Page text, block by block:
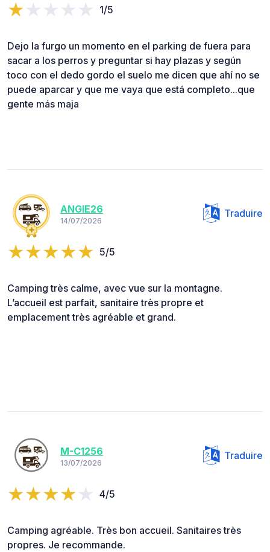
1/5
Dejo la furgo un momento en el parking de fuera para
sacar a los perros y preguntar si hay plazas y según
toco con el dedo gordo el suelo me dicen que ahí no se
puede aparcar y que me vaya que está completo...que
gente más maja
ANGIE26
14/07/2026
Traduire
5/5
Camping très calme, avec vue sur la montagne.
L’accueil est parfait, sanitaire très propre et
emplacement très agréable et grand.
M-C1256
13/07/2026
Traduire
4/5
Camping agréable. Très bon accueil. Sanitaires très
propres. Je recommande.